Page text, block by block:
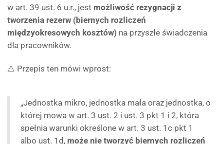
w art. 39 ust. 6 u.r., jest możliwość rezygnacji z
tworzenia rezerw (biernych rozliczeń
międzyokresowych kosztów) na przyszłe świadczenia
dla pracowników.
⚠️ Przepis ten mówi wprost:
„Jednostka mikro, jednostka mała oraz jednostka, o
której mowa w art. 3 ust. 2 i ust. 3 pkt 1 i 2, która
spełnia warunki określone w art. 3 ust. 1c pkt 1
albo ust. 1d, może nie tworzyć biernych rozliczeń